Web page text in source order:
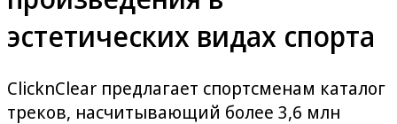
эстетических видах спорта
ClicknClear предлагает спортсменам каталог
треков, насчитывающий более 3,6 млн